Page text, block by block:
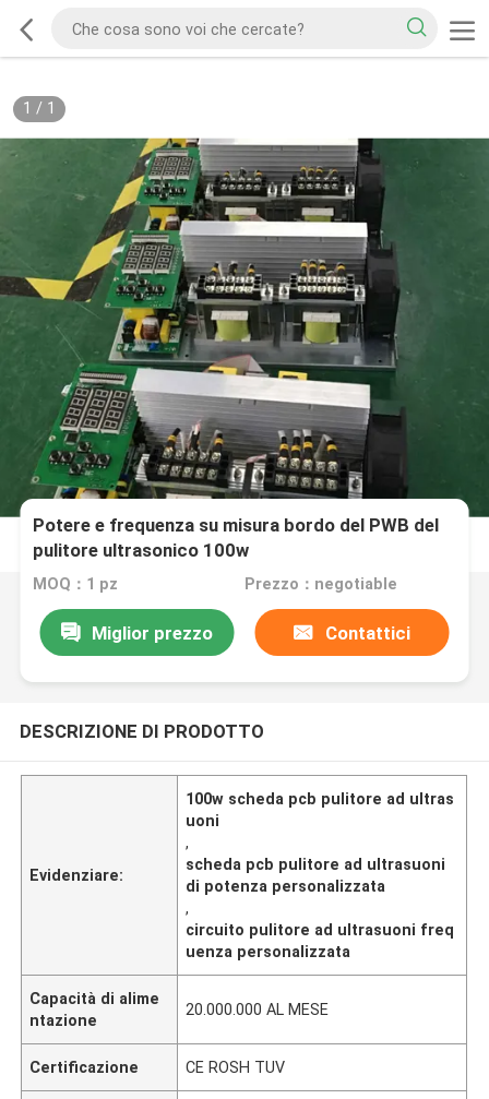
1 / 1
Potere e frequenza su misura bordo del PWB del
pulitore ultrasonico 100w
MOQ：1 pz Prezzo：negotiable
Miglior prezzo Contattici
DESCRIZIONE DI PRODOTTO
Evidenziare:
100w scheda pcb pulitore ad ultras
uoni
,
scheda pcb pulitore ad ultrasuoni
di potenza personalizzata
,
circuito pulitore ad ultrasuoni freq
uenza personalizzata
Capacità di alime
ntazione
20.000.000 AL MESE
Certificazione CE ROSH TUV